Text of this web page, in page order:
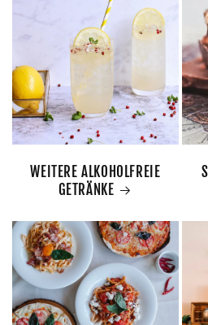
WEITERE ALKOHOLFREIE
GETRÄNKE